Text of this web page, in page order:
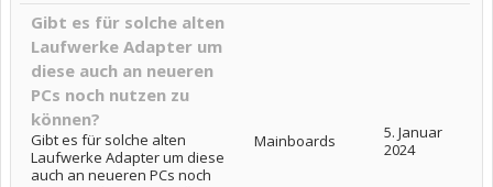
Gibt es für solche alten
Laufwerke Adapter um
diese auch an neueren
PCs noch nutzen zu
können?
Gibt es für solche alten
Laufwerke Adapter um diese
auch an neueren PCs noch
Mainboards
5. Januar
2024